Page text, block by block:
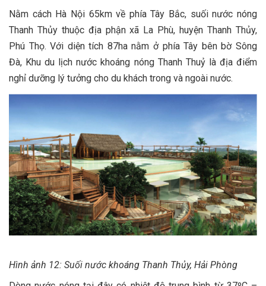
Nằm cách Hà Nội 65km về phía Tây Bắc, suối nước nóng
Thanh Thủy thuộc địa phận xã La Phù, huyện Thanh Thủy,
Phú Thọ. Với diện tích 87ha nằm ở phía Tây bên bờ Sông
Đà, Khu du lịch nước khoáng nóng Thanh Thuỷ là địa điểm
nghỉ dưỡng lý tưởng cho du khách trong và ngoài nước.
Hình ảnh 12: Suối nước khoáng Thanh Thủy, Hải Phòng